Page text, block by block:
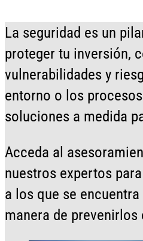
La seguridad es un
proteger tu inversión,
vulnerabilidades y
entorno o los
soluciones a medida
Acceda al
nuestros expertos
a los que se
manera de